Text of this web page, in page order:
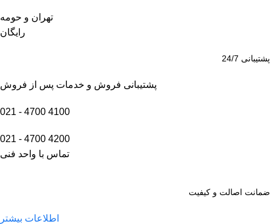
تهران و حومه
رایگان
پشتیبانی 24/7
پشتیبانی فروش و خدمات پس از فروش
4100 4700 - 021
4200 4700 - 021
تماس با واحد فنی
ضمانت اصالت و کیفیت
اطلاعات بیشتر